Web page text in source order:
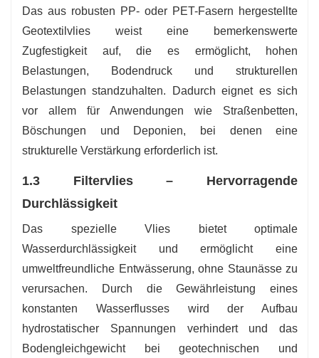
Das aus robusten PP- oder PET-Fasern hergestellte
Geotextilvlies weist eine bemerkenswerte
Zugfestigkeit auf, die es ermöglicht, hohen
Belastungen, Bodendruck und strukturellen
Belastungen standzuhalten. Dadurch eignet es sich
vor allem für Anwendungen wie Straßenbetten,
Böschungen und Deponien, bei denen eine
strukturelle Verstärkung erforderlich ist.
1.3 Filtervlies – Hervorragende
Durchlässigkeit
Das spezielle Vlies bietet optimale
Wasserdurchlässigkeit und ermöglicht eine
umweltfreundliche Entwässerung, ohne Staunässe zu
verursachen. Durch die Gewährleistung eines
konstanten Wasserflusses wird der Aufbau
hydrostatischer Spannungen verhindert und das
Bodengleichgewicht bei geotechnischen und